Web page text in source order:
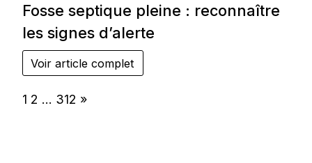
Fosse septique pleine : reconnaître
les signes d’alerte
Voir article complet
Page:
1 2 … 312 Next
»